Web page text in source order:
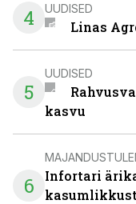
4 UUDISED
Linas
5
UUDISED
kasvu
6
Infortari